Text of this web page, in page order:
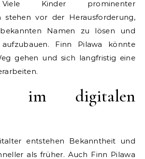
Kinder prominenter
stehen vor der Herausforderung,
Namen zu lösen und
Finn Pilawa könnte
gehen und sich langfristig eine
im digitalen
entstehen Bekanntheit und
als früher. Auch Finn Pilawa